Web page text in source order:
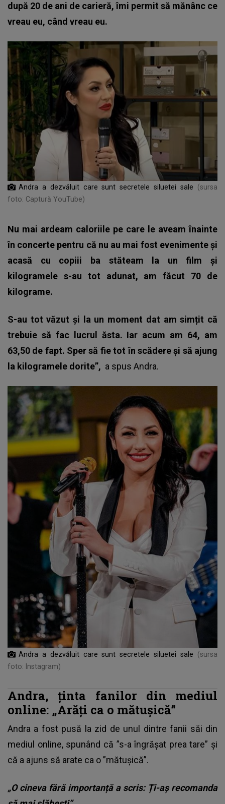
după 20 de ani de carieră, îmi permit să mănânc ce
vreau eu, când vreau eu.
Andra a dezvăluit care sunt secretele siluetei sale
(sursa
foto: Captură YouTube)
Nu mai ardeam caloriile pe care le aveam înainte
în concerte pentru că nu au mai fost evenimente și
acasă cu copiii ba stăteam la un film și
kilogramele s-au tot adunat, am făcut 70 de
kilograme.
S-au tot văzut și la un moment dat am simțit că
trebuie să fac lucrul ăsta. Iar acum am 64, am
63,50 de fapt. Sper să fie tot în scădere și să ajung
la kilogramele dorite”, a spus Andra.
Andra a dezvăluit care sunt secretele siluetei sale
(sursa
foto: Instagram)
Andra, ținta fanilor din mediul
online: „Arăți ca o mătușică”
Andra a fost pusă la zid de unul dintre fanii săi din
mediul online, spunând că ”s-a îngrășat prea tare” și
că a ajuns să arate ca o ”mătușică”.
„O cineva fără importanță a scris: Ți-aș recomanda